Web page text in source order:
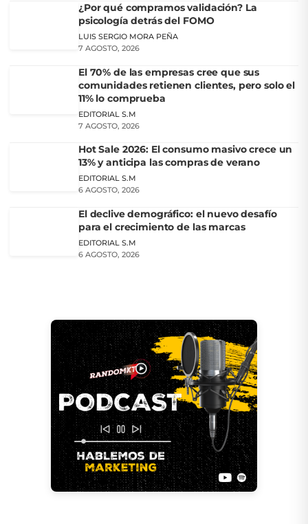
¿Por qué compramos validación? La
psicología detrás del FOMO
LUIS SERGIO MORA PEÑA
7 AGOSTO, 2026
El 70% de las empresas cree que sus
comunidades retienen clientes, pero solo el
11% lo comprueba
EDITORIAL S.M
7 AGOSTO, 2026
Hot Sale 2026: El consumo masivo crece un
13% y anticipa las compras de verano
EDITORIAL S.M
6 AGOSTO, 2026
El declive demográfico: el nuevo desafío
para el crecimiento de las marcas
EDITORIAL S.M
6 AGOSTO, 2026